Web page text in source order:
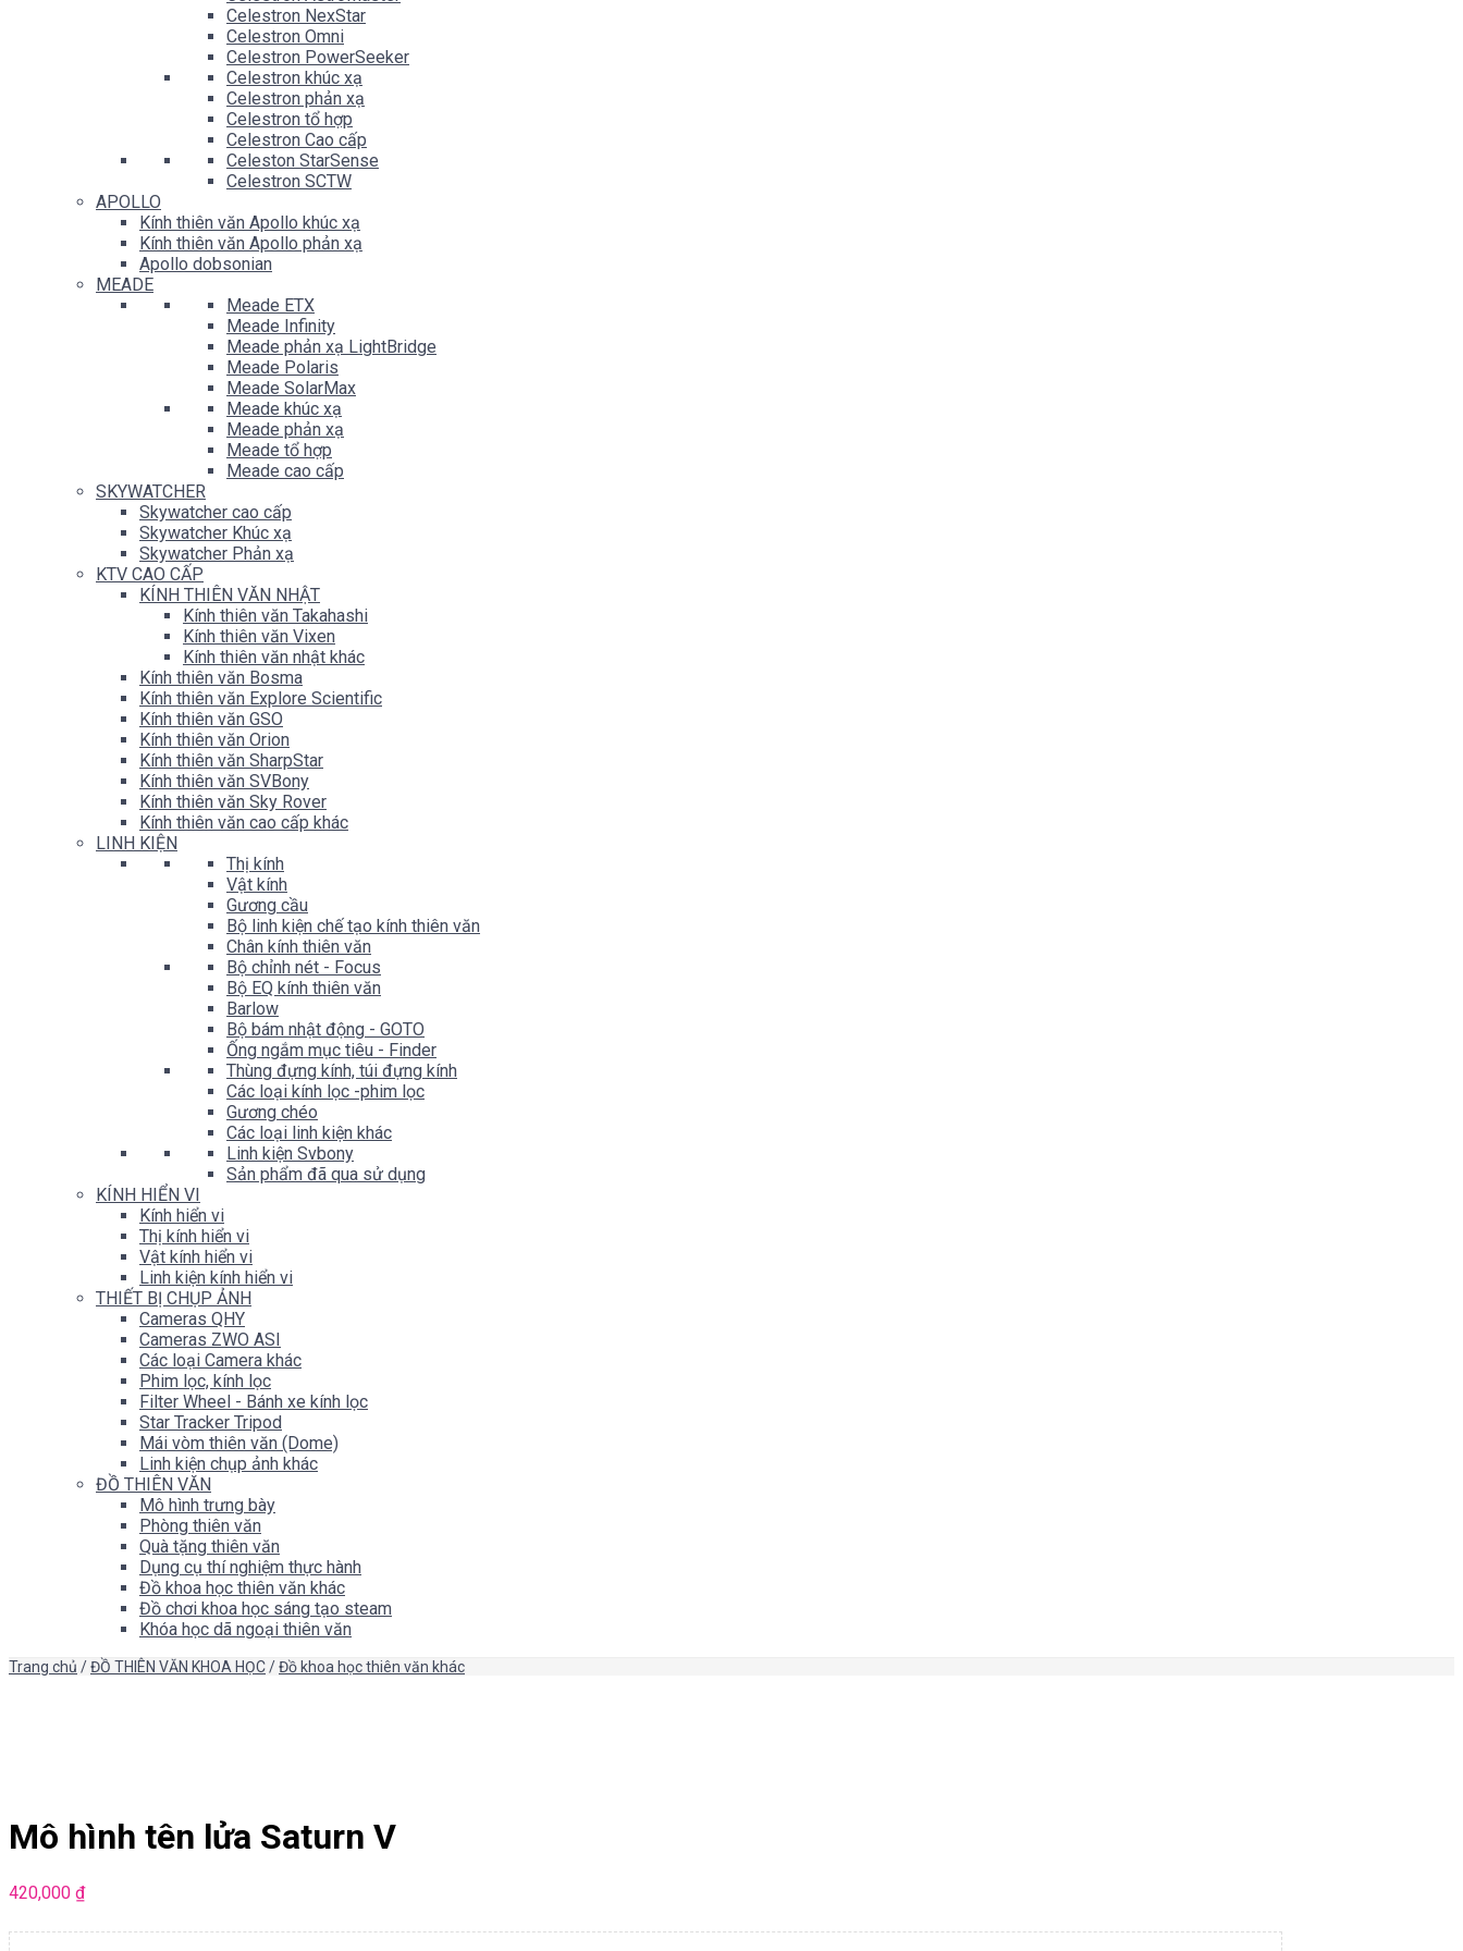
Celestron NexStar
Celestron Omni
Celestron PowerSeeker
Celestron khúc xạ
Celestron phản xạ
Celestron tổ hợp
Celestron Cao cấp
Celeston StarSense
Celestron SCTW
APOLLO
Kính thiên văn Apollo khúc xạ
Kính thiên văn Apollo phản xạ
Apollo dobsonian
MEADE
Meade ETX
Meade Infinity
Meade phản xạ LightBridge
Meade Polaris
Meade SolarMax
Meade khúc xạ
Meade phản xạ
Meade tổ hợp
Meade cao cấp
SKYWATCHER
Skywatcher cao cấp
Skywatcher Khúc xạ
Skywatcher Phản xạ
KTV CAO CẤP
KÍNH THIÊN VĂN NHẬT
Kính thiên văn Takahashi
Kính thiên văn Vixen
Kính thiên văn nhật khác
Kính thiên văn Bosma
Kính thiên văn Explore Scientific
Kính thiên văn GSO
Kính thiên văn Orion
Kính thiên văn SharpStar
Kính thiên văn SVBony
Kính thiên văn Sky Rover
Kính thiên văn cao cấp khác
LINH KIỆN
Thị kính
Vật kính
Gương cầu
Bộ linh kiện chế tạo kính thiên văn
Chân kính thiên văn
Bộ chỉnh nét - Focus
Bộ EQ kính thiên văn
Barlow
Bộ bám nhật động - GOTO
Ống ngắm mục tiêu - Finder
Thùng đựng kính, túi đựng kính
Các loại kính lọc -phim lọc
Gương chéo
Các loại linh kiện khác
Linh kiện Svbony
Sản phẩm đã qua sử dụng
KÍNH HIỂN VI
Kính hiển vi
Thị kính hiển vi
Vật kính hiển vi
Linh kiện kính hiển vi
THIẾT BỊ CHỤP ẢNH
Cameras QHY
Cameras ZWO ASI
Các loại Camera khác
Phim lọc, kính lọc
Filter Wheel - Bánh xe kính lọc
Star Tracker Tripod
Mái vòm thiên văn (Dome)
Linh kiện chụp ảnh khác
ĐỒ THIÊN VĂN
Mô hình trưng bày
Phòng thiên văn
Quà tặng thiên văn
Dụng cụ thí nghiệm thực hành
Đồ khoa học thiên văn khác
Đồ chơi khoa học sáng tạo steam
Khóa học dã ngoại thiên văn
Trang chủ /ĐỒ THIÊN VĂN KHOA HỌC/Đồ khoa học thiên văn khác
Mô hình tên lửa Saturn V
420,000 ₫